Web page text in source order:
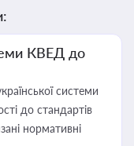
КВЕД до
системи
до стандартів
нормативні